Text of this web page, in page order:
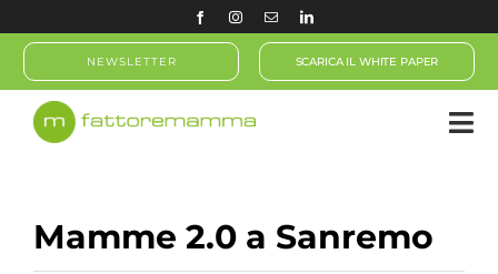
contenuto
NEWSLETTER SCARICA IL WHITE PAPER
Mamme 2.0 a Sanremo